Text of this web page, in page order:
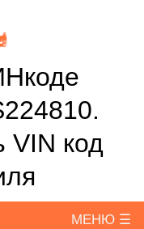
VIN код
МЕНЮ ☰